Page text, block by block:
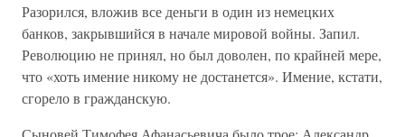
Разорился, вложив все деньги в один из немецких
банков, закрывшийся в начале мировой войны. Запил.
Революцию не принял, но был доволен, по крайней мере,
что «хоть имение никому не достанется». Имение, кстати,
сгорело в гражданскую.